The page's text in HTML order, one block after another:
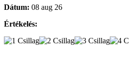
Dátum: 08 aug 26
Értékelés: